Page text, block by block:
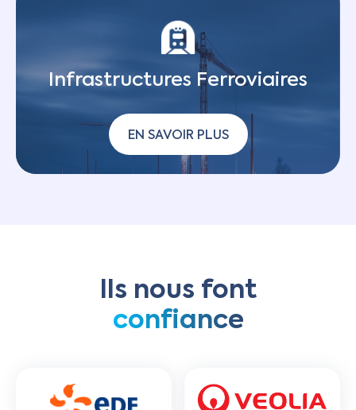
Infrastructures Ferroviaires
EN SAVOIR PLUS
Ils nous font
confiance